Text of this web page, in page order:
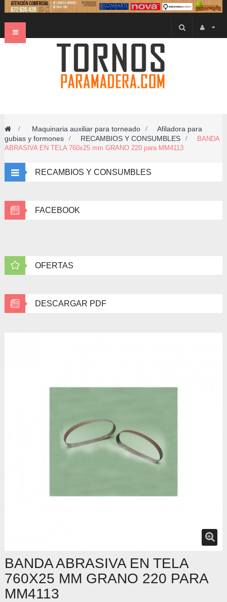
Navegación
> Maquinaria auxiliar para torneado >
Afiladora para
gubias y formones
> RECAMBIOS Y CONSUMBLES >
BANDA
ABRASIVA EN TELA 760x25 mm GRANO 220 para MM4113
RECAMBIOS Y CONSUMBLES
FACEBOOK
OFERTAS
DESCARGAR PDF
BANDA ABRASIVA EN TELA
760X25 MM GRANO 220 PARA
MM4113